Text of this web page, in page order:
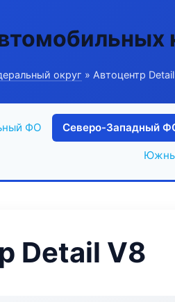
округ » Автоцентр
ФО Северо-Западный
Detail V8